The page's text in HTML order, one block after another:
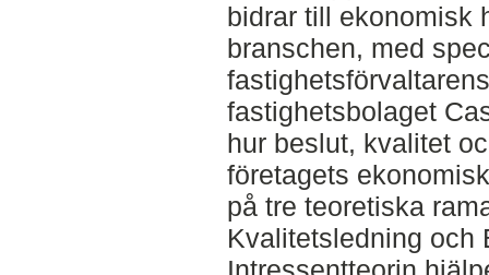
bidrar till ekonomisk
branschen, med
fastighetsbolaget
hur beslut, kvalitet
företagets
på tre teoretiska
Kvalitetsledning och